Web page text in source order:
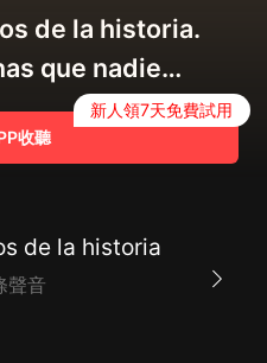
de la historia.
que nadie
收聽
新人領7天免費試用
de la historia
聲音